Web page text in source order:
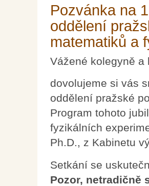
Pozvánka na
oddělení
matematiků a
Vážené kolegyně a
dovolujeme si vás
oddělení pražské
Program tohoto
fyzikálních
Ph.D., z Kabinetu
Setkání se
Pozor, netradičně